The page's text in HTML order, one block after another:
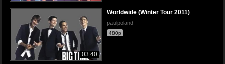
03:40
Worldwide (Winter Tour 2011)
paulpoland
480p